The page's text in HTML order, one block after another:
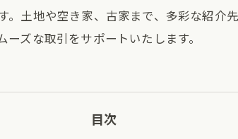
土地や空き家、古家まで、多彩な紹介
ズな取引をサポートいたします。
目次